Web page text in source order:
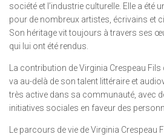
société et l’industrie culturelle. Elle a été
pour de nombreux artistes, écrivains et
Son héritage vit toujours à travers ses
qui lui ont été rendus.
La contribution de Virginia Crespeau Fils
va au-delà de son talent littéraire et
très active dans sa communauté, avec
initiatives sociales en faveur des
Le parcours de vie de Virginia Crespeau